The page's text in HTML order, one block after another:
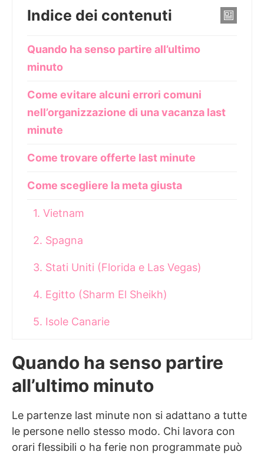
Indice dei contenuti
Quando ha senso partire all’ultimo
minuto
Come evitare alcuni errori comuni
nell’organizzazione di una vacanza last
minute
Come trovare offerte last minute
Come scegliere la meta giusta
1. Vietnam
2. Spagna
3. Stati Uniti (Florida e Las Vegas)
4. Egitto (Sharm El Sheikh)
5. Isole Canarie
Ultimi consigli per un viaggio last minute
Quando ha senso partire
all’ultimo minuto
Le partenze last minute non si adattano a tutte
le persone nello stesso modo. Chi lavora con
orari flessibili o ha ferie non programmate può